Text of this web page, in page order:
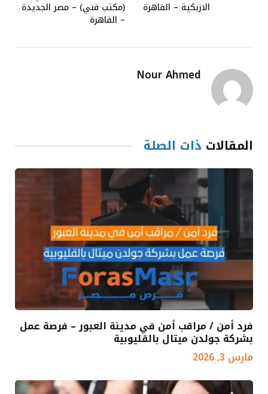
الازبكية – القاهرة (مكتب فني) – مصر الجديدة
– القاهرة
Nour Ahmed
المقالات ذات الصلة
فرد أمن / مراقب أمن في مدينة العبور – فرصة عمل
بشركة جولدن ميتال بالقليوبية
مارس 3, 2026